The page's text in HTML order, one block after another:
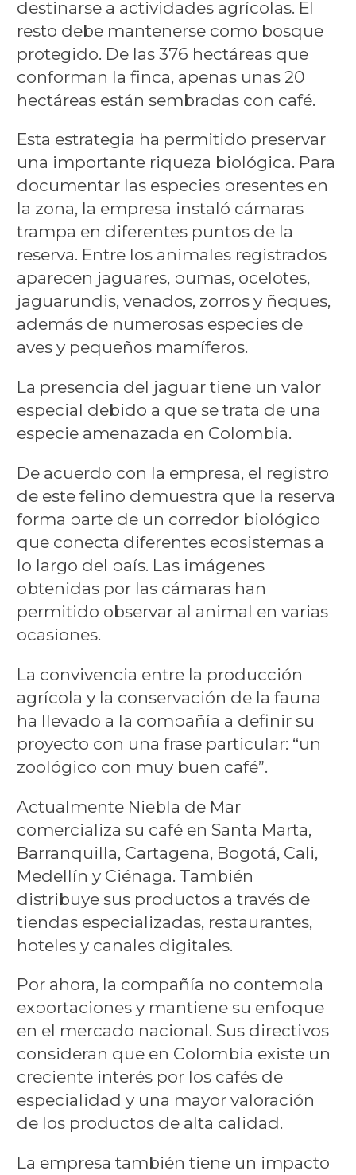
destinarse a actividades agrícolas. El
resto debe mantenerse como bosque
protegido. De las 376 hectáreas que
conforman la finca, apenas unas 20
hectáreas están sembradas con café.
Esta estrategia ha permitido preservar
una importante riqueza biológica. Para
documentar las especies presentes en
la zona, la empresa instaló cámaras
trampa en diferentes puntos de la
reserva. Entre los animales registrados
aparecen jaguares, pumas, ocelotes,
jaguarundis, venados, zorros y ñeques,
además de numerosas especies de
aves y pequeños mamíferos.
La presencia del jaguar tiene un valor
especial debido a que se trata de una
especie amenazada en Colombia.
De acuerdo con la empresa, el registro
de este felino demuestra que la reserva
forma parte de un corredor biológico
que conecta diferentes ecosistemas a
lo largo del país. Las imágenes
obtenidas por las cámaras han
permitido observar al animal en varias
ocasiones.
La convivencia entre la producción
agrícola y la conservación de la fauna
ha llevado a la compañía a definir su
proyecto con una frase particular: “un
zoológico con muy buen café”.
Actualmente Niebla de Mar
comercializa su café en Santa Marta,
Barranquilla, Cartagena, Bogotá, Cali,
Medellín y Ciénaga. También
distribuye sus productos a través de
tiendas especializadas, restaurantes,
hoteles y canales digitales.
Por ahora, la compañía no contempla
exportaciones y mantiene su enfoque
en el mercado nacional. Sus directivos
consideran que en Colombia existe un
creciente interés por los cafés de
especialidad y una mayor valoración
de los productos de alta calidad.
La empresa también tiene un impacto